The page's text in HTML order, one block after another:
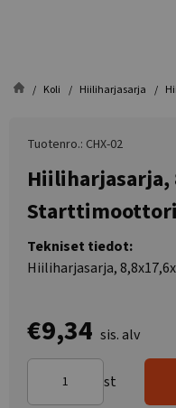
Koli Hiiliharjasarja
Tuotenro.: CHX-02
Hiiliharjasarja,
Starttimoottori
Tekniset tiedot:
Hiiliharjasarja,
€9,34 sis. alv
st